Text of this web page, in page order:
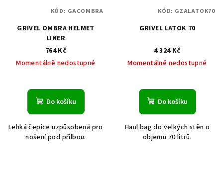
GRIVEL OMBRA HELMET
LINER
764 Kč
Momentálně nedostupné
Do košíku
Lehká čepice uzpůsobená pro
nošení pod přilbou.
KÓD: GACOMBRA
GRIVEL LATOK 70
4 324 Kč
Momentálně nedostupné
Do košíku
Haul bag do velkých stěn o
objemu 70 litrů.
KÓD: GZALATOK70